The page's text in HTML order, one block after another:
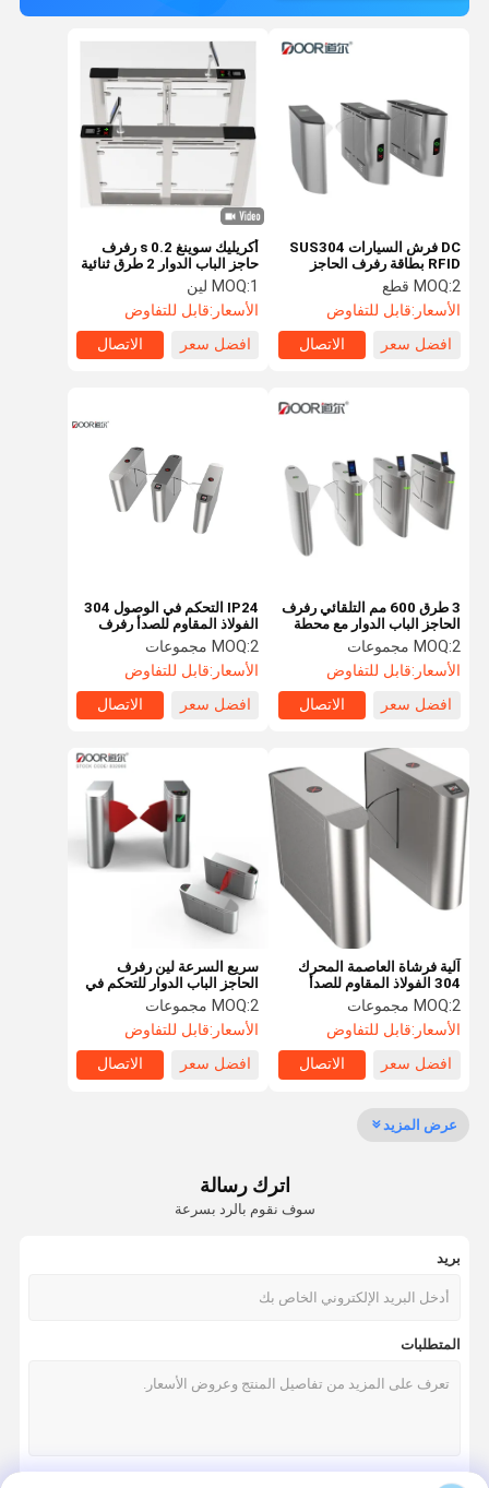
الرئيسية
عرض الواقع
جولة في
مراقبة الجودة أخبار
الباب الدوار التعرف على الوجه
ترايبود الباب الدوار بوابة
DC فرش السيارات SUS304
RFID بطاقة رفرف الحاجز
الباب الدوار RS485
MOQ:2 قطع
الأسعار:قابل للتفاوض
افضل سعر
الاتصال
أكريليك سوينغ 0.2 s رفرف
حاجز الباب الدوار 2 طرق ثنائية
الاتجاه
MOQ:1 لين
الأسعار:قابل للتفاوض
افضل سعر
الاتصال
3 طرق 600 مم التلقائي رفرف
الحاجز الباب الدوار مع محطة
التعرف على الوجه
MOQ:2 مجموعات
الأسعار:قابل للتفاوض
افضل سعر
الاتصال
IP24 التحكم في الوصول 304
الفولاذ المقاوم للصدأ رفرف
حاجز الباب الدوار
MOQ:2 مجموعات
الأسعار:قابل للتفاوض
افضل سعر
الاتصال
آلية فرشاة العاصمة المحرك
304 الفولاذ المقاوم للصدأ
رفرف حاجز
MOQ:2 مجموعات
الأسعار:قابل للتفاوض
افضل سعر
الاتصال
سريع السرعة لين رفرف
الحاجز الباب الدوار للتحكم في
الوصول إلى المطار
MOQ:2 مجموعات
الأسعار:قابل للتفاوض
افضل سعر
الاتصال
عرض المزيد
اترك رسالة
سوف نقوم بالرد بسرعة
بريد
المتطلبات